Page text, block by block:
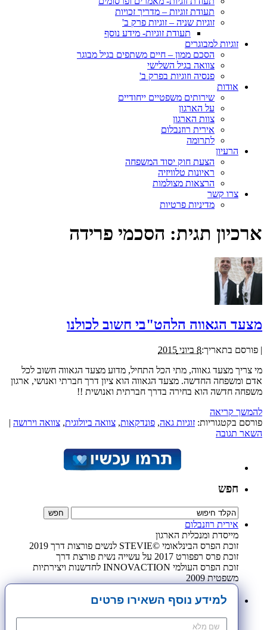
תעודת זוגיות – מדריך זכויות
זוגיות שניה – זוגיות פרק ב'
תעודת זוגיות- מידע נוסף
זוגיות למבוגרים
הסכם ממון – חיים משתפים בגיל מבוגר
צוואה בגיל השלישי
פנסיה וזוגיות בפרק ב'
אודות
שירותים משפטיים ייחודיים
על הארגון
צוות הארגון
אירית רוזנבלום
לתרומה
הרעיון
הצעת חוק יסוד המשפחה
ראיונות טלוויזיה
הרצאות מצולמות
צרו קשר
מדיניות פרטיות
ארכיון תגית: הסכמי פרידה
מצעד הגאווה הלהט"בי חשוב לכולנו
| פורסם בתאריך:8 ביוני 2015
מי צריך מצעד גאווה, מתי הכל התחיל, מדוע מצעד הגאווה חשוב לכל
אדם ומשפחה החדשה. מצעד הגאווה הוא ציון דרך חברתי ואנושי, ארגון
משפחה חדשה הוא בחירה בדרך חברתית ואנושית !!
להמשך קריאה
פורסם בקטגוריות: זוגיות גאה, פונדקאות, צוואה ביולוגית, צוואה וירושה |
השאר תגובה
חפש
אירית רוזנבלום
מייסדת ומנכלית הארגון
זוכת הפרס הבינלאומי ©STEVIE לנשים פורצות דרך 2019
זוכת פרס רפפורט 2017 על עשייה נשית פורצת דרך
זוכת הפרס העולמי INNOVACTION לחדשנות ויצירתיות
משפטית 2009
למידע נוסף השאירו פרטים